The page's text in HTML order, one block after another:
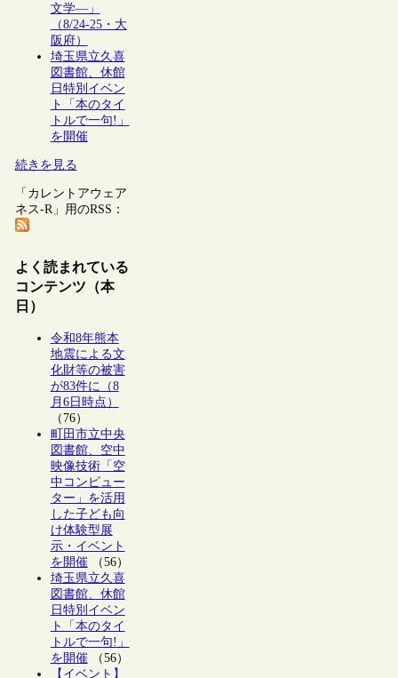
文学―」
（8/24-25・大
阪府）
埼玉県立久喜
図書館、休館
日特別イベン
ト「本のタイ
トルで一句!」
を開催
続きを見る
「カレントアウェア
ネス-R」用のRSS：
よく読まれている
コンテンツ（本
日）
令和8年熊本
地震による文
化財等の被害
が83件に（8
月6日時点）
（76）
町田市立中央
図書館、空中
映像技術「空
中コンピュー
ター」を活用
した子ども向
け体験型展
示・イベント
を開催（56）
埼玉県立久喜
図書館、休館
日特別イベン
ト「本のタイ
トルで一句!」
を開催（56）
【イベント】